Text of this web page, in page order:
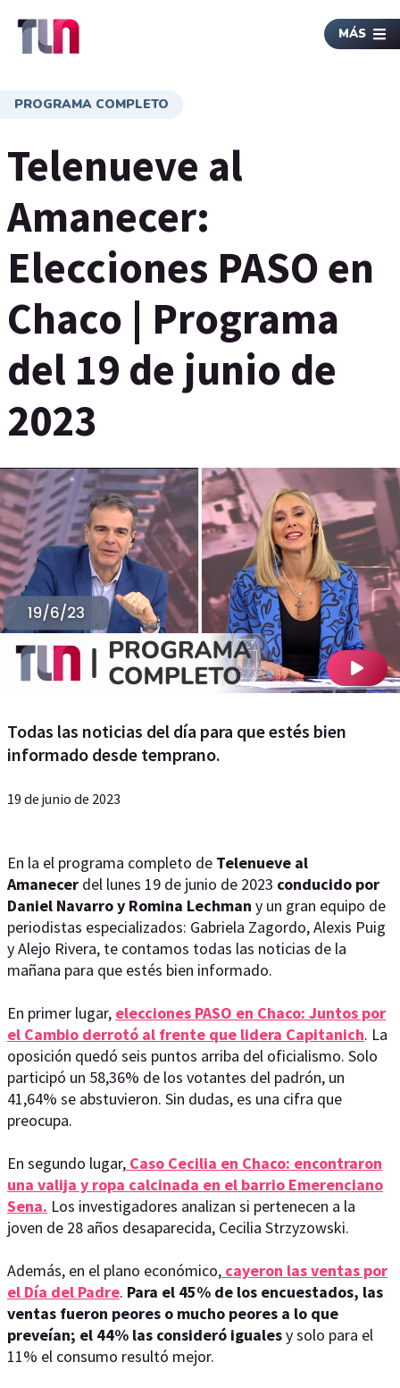
MÁS
PROGRAMA COMPLETO
Telenueve al
Amanecer:
Elecciones PASO en
Chaco | Programa
del 19 de junio de
2023
Todas las noticias del día para que estés bien
informado desde temprano.
19 de junio de 2023
En la el programa completo de Telenueve al
Amanecer del lunes 19 de junio de 2023 conducido por
Daniel Navarro y Romina Lechman y un gran equipo de
periodistas especializados: Gabriela Zagordo, Alexis Puig
y Alejo Rivera, te contamos todas las noticias de la
mañana para que estés bien informado.
En primer lugar, elecciones PASO en Chaco: Juntos por
el Cambio derrotó al frente que lidera Capitanich. La
oposición quedó seis puntos arriba del oficialismo. Solo
participó un 58,36% de los votantes del padrón, un
41,64% se abstuvieron. Sin dudas, es una cifra que
preocupa.
En segundo lugar, Caso Cecilia en Chaco: encontraron
una valija y ropa calcinada en el barrio Emerenciano
Sena. Los investigadores analizan si pertenecen a la
joven de 28 años desaparecida, Cecilia Strzyzowski.
Además, en el plano económico, cayeron las ventas por
el Día del Padre. Para el 45% de los encuestados, las
ventas fueron peores o mucho peores a lo que
preveían; el 44% las consideró igualesy solo para el
11% el consumo resultó mejor.